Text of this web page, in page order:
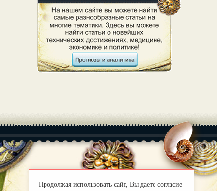
mirprognoz@mail.ru
Продолжая использовать сайт, Вы даете согласие